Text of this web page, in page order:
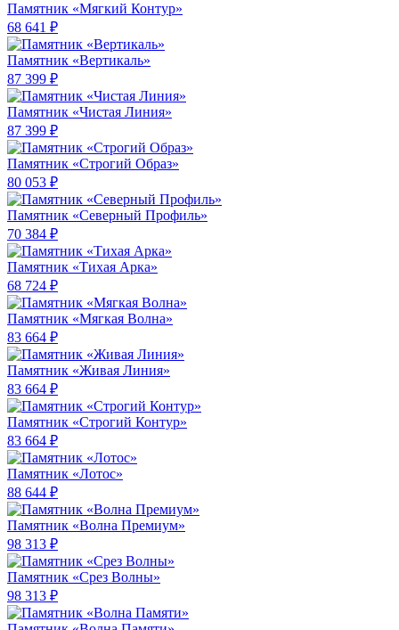
Памятник «Мягкий Контур»
68 641 ₽
Памятник «Вертикаль»
87 399 ₽
Памятник «Чистая Линия»
87 399 ₽
Памятник «Строгий Образ»
80 053 ₽
Памятник «Северный Профиль»
70 384 ₽
Памятник «Тихая Арка»
68 724 ₽
Памятник «Мягкая Волна»
83 664 ₽
Памятник «Живая Линия»
83 664 ₽
Памятник «Строгий Контур»
83 664 ₽
Памятник «Лотос»
88 644 ₽
Памятник «Волна Премиум»
98 313 ₽
Памятник «Срез Волны»
98 313 ₽